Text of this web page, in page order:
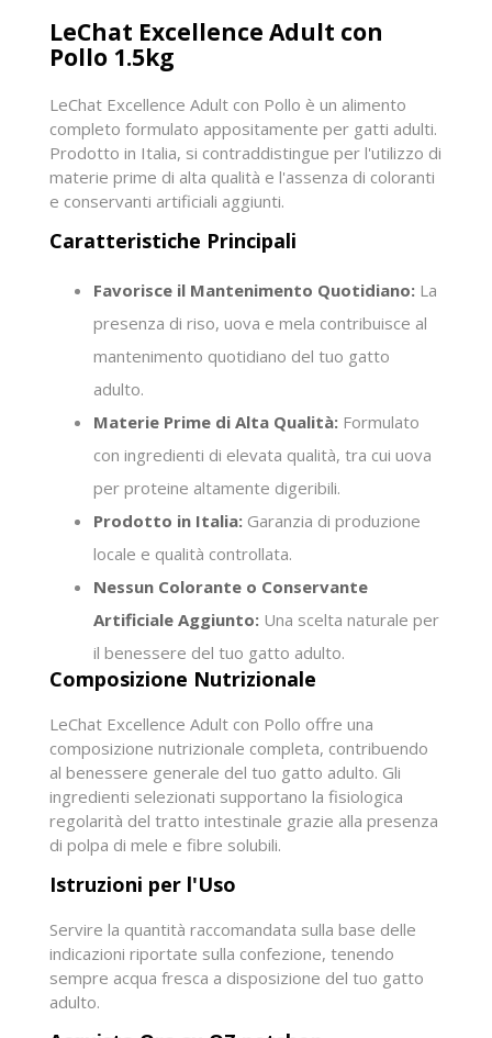
LeChat Excellence Adult con
Pollo 1.5kg
LeChat Excellence Adult con Pollo è un alimento
completo formulato appositamente per gatti adulti.
Prodotto in Italia, si contraddistingue per l'utilizzo di
materie prime di alta qualità e l'assenza di coloranti
e conservanti artificiali aggiunti.
Caratteristiche Principali
Favorisce il Mantenimento Quotidiano: La
presenza di riso, uova e mela contribuisce al
mantenimento quotidiano del tuo gatto
adulto.
Materie Prime di Alta Qualità: Formulato
con ingredienti di elevata qualità, tra cui uova
per proteine altamente digeribili.
Prodotto in Italia: Garanzia di produzione
locale e qualità controllata.
Nessun Colorante o Conservante
Artificiale Aggiunto: Una scelta naturale per
il benessere del tuo gatto adulto.
Composizione Nutrizionale
LeChat Excellence Adult con Pollo offre una
composizione nutrizionale completa, contribuendo
al benessere generale del tuo gatto adulto. Gli
ingredienti selezionati supportano la fisiologica
regolarità del tratto intestinale grazie alla presenza
di polpa di mele e fibre solubili.
Istruzioni per l'Uso
Servire la quantità raccomandata sulla base delle
indicazioni riportate sulla confezione, tenendo
sempre acqua fresca a disposizione del tuo gatto
adulto.